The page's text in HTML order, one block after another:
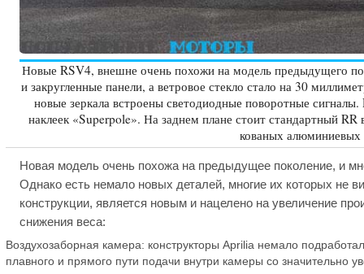
Новые RSV4, внешне очень похожи на модель предыдущего
и закругленные панели, а ветровое стекло стало на 30
новые зеркала встроены светодиодные поворотные
наклеек «Superpole». На заднем плане стоит стандартный
кованых алюминиевых
Новая модель очень похожа на предыдущее поколение, и
Однако есть немало новых деталей, многие их которых не
конструкции, является новым и нацелено на увеличение
снижения веса:
Воздухозаборная камера: конструкторы Aprilia немало
плавного и прямого пути подачи внутри камеры со значительно